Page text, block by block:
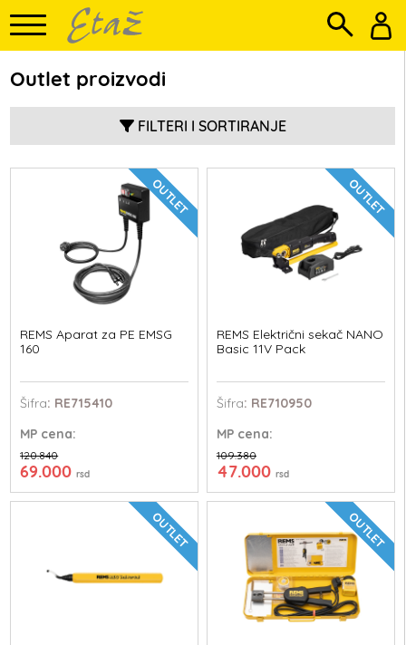
Outlet proizvodi
FILTERI I SORTIRANJE
OUTLET
REMS Aparat za PE EMSG
160
Šifra: RE715410
MP cena:
120.840
69.000rsd
OUTLET
REMS Električni sekač NANO
Basic 11V Pack
Šifra: RE710950
MPcena:
109.380
47.000 rsd
OUTLET OUTLET